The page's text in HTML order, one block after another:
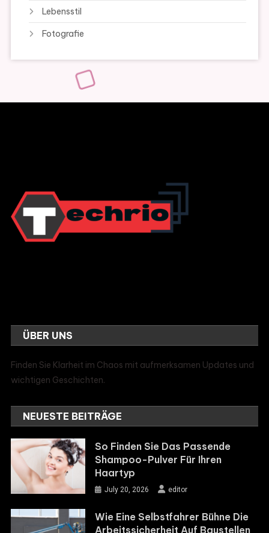
Lebensstil
Fotografie
ÜBER UNS
Finden Sie Klarheit im Chaos mit aufmerksamen Updates und
wichtigen Geschichten.
NEUESTE BEITRÄGE
So Finden Sie Das Passende
Shampoo-Pulver Für Ihren
Haartyp
July 20, 2026 editor
Wie Eine Selbstfahrer Bühne Die
Arbeitssicherheit Auf Baustellen